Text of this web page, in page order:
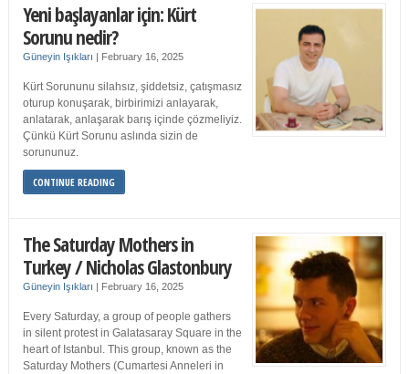
Yeni başlayanlar için: Kürt
Sorunu nedir?
Güneyin Işıkları | February 16, 2025
Kürt Sorununu silahsız, şiddetsiz, çatışmasız
oturup konuşarak, birbirimizi anlayarak,
anlatarak, anlaşarak barış içinde çözmeliyiz.
Çünkü Kürt Sorunu aslında sizin de
sorununuz.
CONTINUE READING
The Saturday Mothers in
Turkey / Nicholas Glastonbury
Güneyin Işıkları | February 16, 2025
Every Saturday, a group of people gathers
in silent protest in Galatasaray Square in the
heart of Istanbul. This group, known as the
Saturday Mothers (Cumartesi Anneleri in